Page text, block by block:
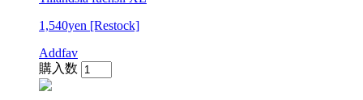
1,540yen [Restock]
Addfav
購入数